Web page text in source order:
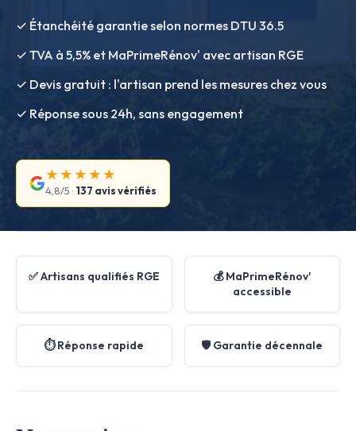
✓ Étanchéité garantie selon normes DTU 36.5
✓ TVA à 5,5% et MaPrimeRénov' avec artisan RGE
✓ Devis gratuit : l'artisan prend les mesures chez vous
✓ Réponse sous 24h, sans engagement
★★★★★
4,8/5 · 137 avis vérifiés
✅ Artisans qualifiés RGE
💰 MaPrimeRénov'
accessible
⏱️ Réponse rapide 🛡️ Garantie décennale